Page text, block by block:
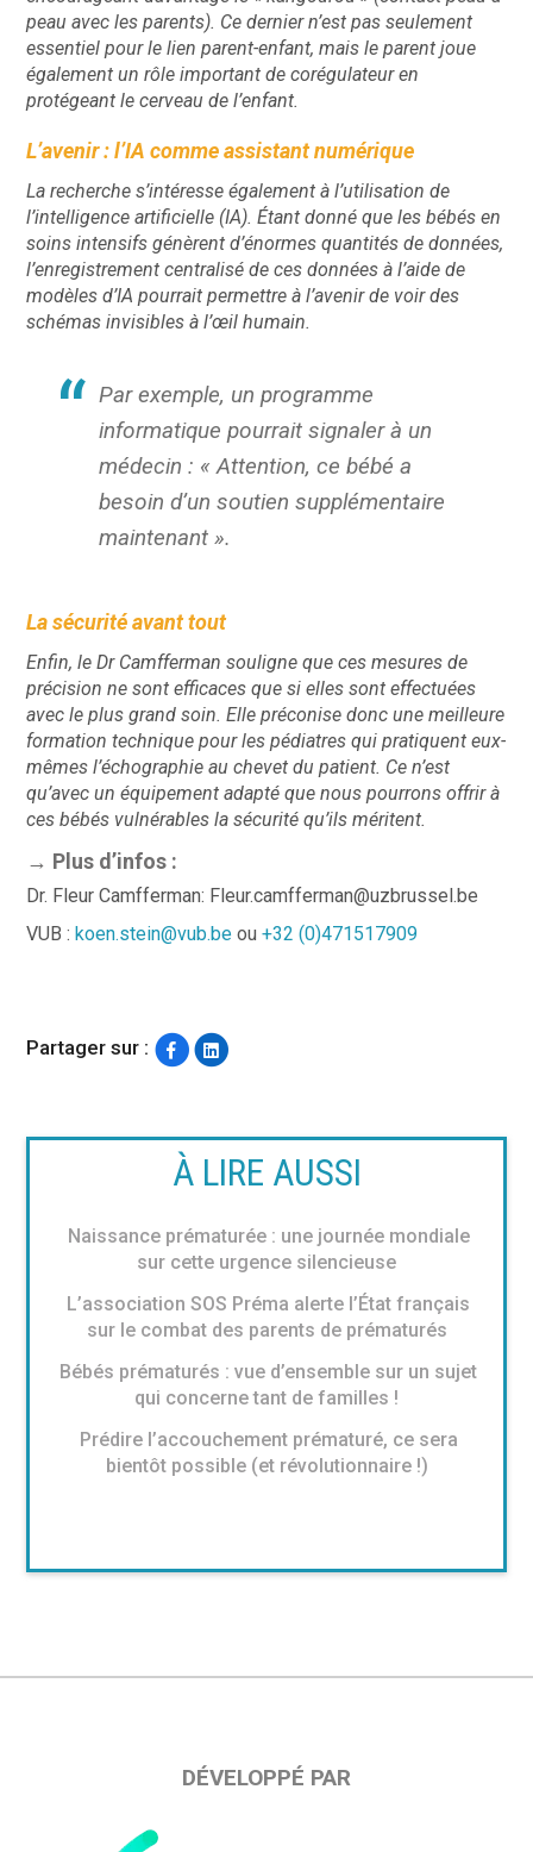
peau avec les parents). Ce dernier n’est pas seulement
essentiel pour le lien parent-enfant, mais le parent joue
également un rôle important de corégulateur en
protégeant le cerveau de l’enfant.
L’avenir : l’IA comme assistant numérique
La recherche s’intéresse également à l’utilisation de
l’intelligence artificielle (IA). Étant donné que les bébés en
soins intensifs génèrent d’énormes quantités de données,
l’enregistrement centralisé de ces données à l’aide de
modèles d’IA pourrait permettre à l’avenir de voir des
schémas invisibles à l’œil humain.
Par exemple, un programme
informatique pourrait signaler à un
médecin : « Attention, ce bébé a
besoin d’un soutien supplémentaire
maintenant ».
La sécurité avant tout
Enfin, le Dr Camfferman souligne que ces mesures de
précision ne sont efficaces que si elles sont effectuées
avec le plus grand soin. Elle préconise donc une meilleure
formation technique pour les pédiatres qui pratiquent eux-
mêmes l’échographie au chevet du patient. Ce n’est
qu’avec un équipement adapté que nous pourrons offrir à
ces bébés vulnérables la sécurité qu’ils méritent.
→ Plus d’infos :
Dr. Fleur Camfferman: Fleur.camfferman@uzbrussel.be
VUB : koen.stein@vub.be ou+32 (0)471517909
Partager sur :
À LIRE AUSSI
Naissance prématurée : une journée mondiale
sur cette urgence silencieuse
L’association SOS Préma alerte l’État français
sur le combat des parents de prématurés
Bébés prématurés : vue d’ensemble sur un sujet
qui concerne tant de familles !
Prédire l’accouchement prématuré, ce sera
bientôt possible (et révolutionnaire !)
DÉVELOPPÉ PAR